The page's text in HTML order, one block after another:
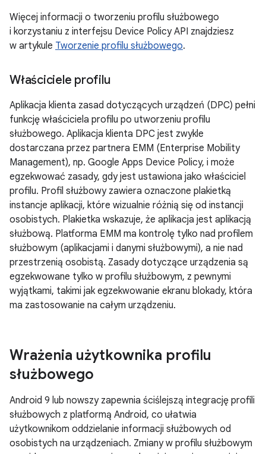
Więcej informacji o tworzeniu profilu służbowego
i korzystaniu z interfejsu Device Policy API znajdziesz
w artykule Tworzenie profilu służbowego.
Właściciele profilu
Aplikacja klienta zasad dotyczących urządzeń (DPC) pełni
funkcję właściciela profilu po utworzeniu profilu
służbowego. Aplikacja klienta DPC jest zwykle
dostarczana przez partnera EMM (Enterprise Mobility
Management), np. Google Apps Device Policy, i może
egzekwować zasady, gdy jest ustawiona jako właściciel
profilu. Profil służbowy zawiera oznaczone plakietką
instancje aplikacji, które wizualnie różnią się od instancji
osobistych. Plakietka wskazuje, że aplikacja jest aplikacją
służbową. Platforma EMM ma kontrolę tylko nad profilem
służbowym (aplikacjami i danymi służbowymi), a nie nad
przestrzenią osobistą. Zasady dotyczące urządzenia są
egzekwowane tylko w profilu służbowym, z pewnymi
wyjątkami, takimi jak egzekwowanie ekranu blokady, która
ma zastosowanie na całym urządzeniu.
Wrażenia użytkownika profilu
służbowego
Android 9 lub nowszy zapewnia ściślejszą integrację profili
służbowych z platformą Android, co ułatwia
użytkownikom oddzielanie informacji służbowych od
osobistych na urządzeniach. Zmiany w profilu służbowym